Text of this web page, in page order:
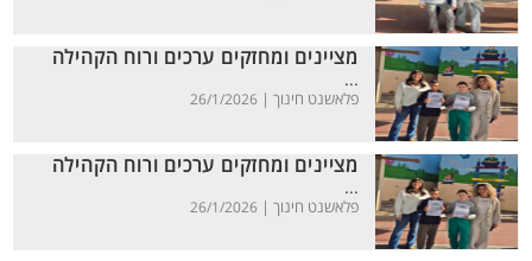
מציינים ומחזקים ערכים ורוח הקהילה
...
פלאשנט חינוך | 26/1/2026
מציינים ומחזקים ערכים ורוח הקהילה
...
פלאשנט חינוך | 26/1/2026